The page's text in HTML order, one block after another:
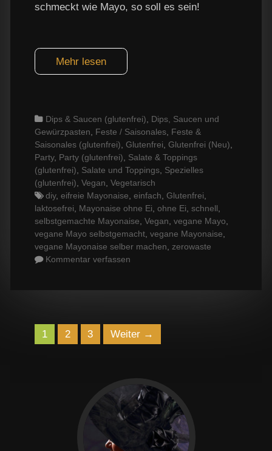
schmeckt wie Mayo, so soll es sein!
Mehr lesen
Categories
Dips & Saucen (glutenfrei)
Dips, Saucen und
Gewürzpasten
Feste / Saisonales Feste &
Saisonales (glutenfrei)
Glutenfrei Glutenfrei (Neu)
Party, Party (glutenfrei)
Salate & Toppings
(glutenfrei)
Salate und Toppings Spezielles
(glutenfrei) Vegan Vegetarisch
Tags
diy, eifreie Mayonaise einfach Glutenfrei
laktosefrei
Mayonaise ohne Ei ohne Ei schnell
selbstgemachte Mayonaise Vegan vegane Mayo
vegane Mayo selbstgemacht vegane Mayonaise
vegane Mayonaise selber machen
zerowaste
Kommentar verfassen
Navigation
1 2 3 Weiter →